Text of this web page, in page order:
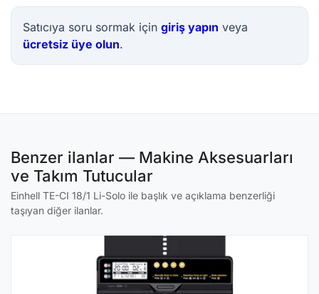
Satıcıya soru sormak için giriş yapın veya
ücretsiz üye olun.
Benzer ilanlar — Makine Aksesuarları
ve Takım Tutucular
Einhell TE-CI 18/1 Li-Solo ile başlık ve açıklama benzerliği
taşıyan diğer ilanlar.